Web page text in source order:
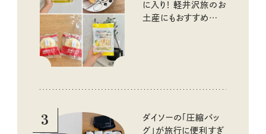
に入り！ 軽井沢旅のお
土産にもおすすめのお
3
ダイソーの「圧縮バッ
グ」が旅行に便利すぎ